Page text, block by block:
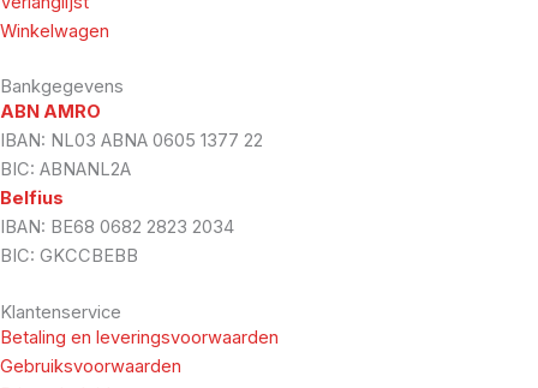
Winkelwagen
Bankgegevens
ABN AMRO
IBAN: NL03 ABNA 0605 1377 22
BIC: ABNANL2A
Belfius
IBAN: BE68 0682 2823 2034
BIC: GKCCBEBB
Klantenservice
Betaling en leveringsvoorwaarden
Gebruiksvoorwaarden